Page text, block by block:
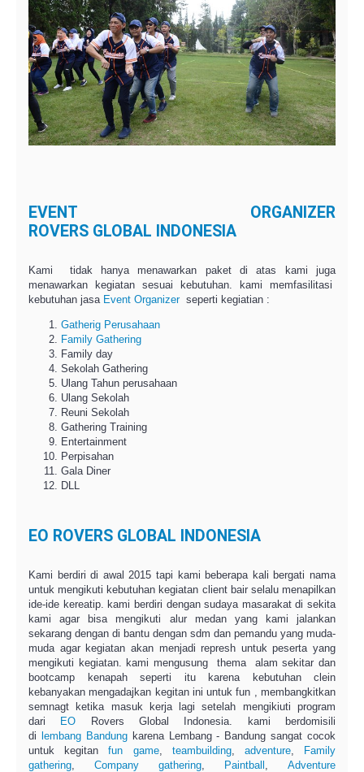
EVENT ORGANIZER
ROVERS GLOBAL INDONESIA
Kami tidak hanya menawarkan paket di atas kami juga
menawarkan kegiatan sesuai kebutuhan. kami memfasilitasi
kebutuhan jasa Event Organizerseperti kegiatian :
Gatherig Perusahaan
Family Gathering
Family day
Sekolah Gathering
Ulang Tahun perusahaan
Ulang Sekolah
Reuni Sekolah
Gathering Training
Entertainment
Perpisahan
Gala Diner
DLL
EO ROVERS GLOBAL INDONESIA
Kami berdiri di awal 2015 tapi kami beberapa kali bergati nama
untuk mengikuti kebutuhan kegiatan client bair selalu menapilkan
ide-ide kereatip. kami berdiri dengan sudaya masarakat di sekita
kami agar bisa mengikuti alur medan yang kami jalankan
sekarang dengan di bantu dengan sdm dan pemandu yang muda-
muda agar kegiatan akan menjadi represh untuk peserta yang
mengikuti kegiatan. kami mengusung thema alam sekitar dan
bootcamp kenapah seperti itu karena kebutuhan clein
kebanyakan mengadajkan kegitan ini untuk fun , membangkitkan
semnagt ketika masuk kerja lagi setelah mengikiuti program
dari
EO Rovers Global Indonesia. kami berdomisili
di
lembang Bandungkarena Lembang - Bandung sangat cocok
untuk kegitanfun game, teambuilding, adventure,
Family
gathering
Company gathering Paintball
Adventure